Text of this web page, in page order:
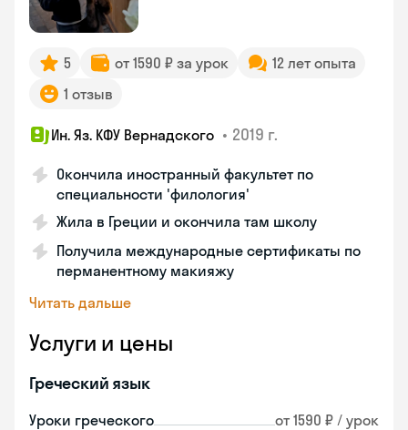
5 от 1590 ₽ за урок
12 лет опыта
1 отзыв
Ин. Яз. КФУ Вернадского • 2019 г.
Окончила иностранный факультет по
специальности 'филология'
Жила в Греции и окончила там школу
Получила международные сертификаты по
перманентному макияжу
Читать дальше
Услуги и цены
Греческий язык
Уроки греческого от 1590 ₽ / урок